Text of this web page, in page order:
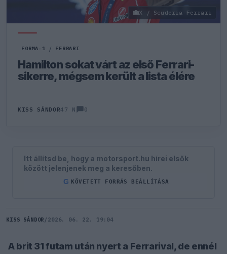
X / Scuderia Ferrari
FORMA-1 / FERRARI
Hamilton sokat várt az első Ferrari-
sikerre, mégsem került a lista élére
KISS SÁNDOR47 N 0
Itt állítsd be, hogy a motorsport.hu hírei elsők
között jelenjenek meg a keresőben.
G KÖVETETT FORRÁS BEÁLLÍTÁSA
KISS SÁNDOR / 2026. 06. 22. 19:04
A brit 31 futam után nyert a Ferrarival, de ennél